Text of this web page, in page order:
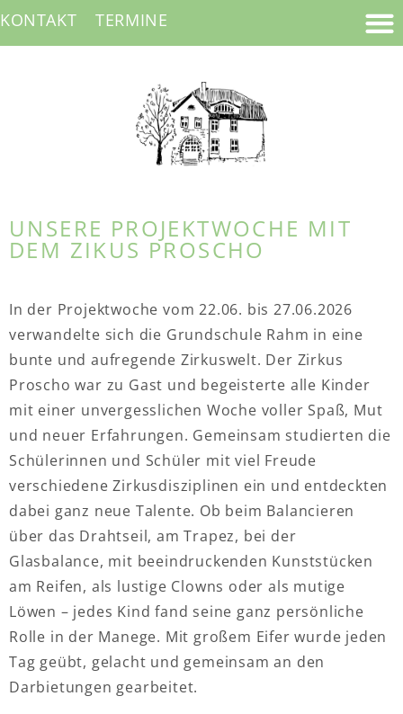
KONTAKT TERMINE
UNSERE PROJEKTWOCHE MIT
DEM ZIKUS PROSCHO
In der Projektwoche vom22.06. bis 27.06.2026
verwandelte sich die Grundschule Rahm in eine
bunte und aufregende Zirkuswelt. Der Zirkus
Proscho war zu Gast und begeisterte alle Kinder
mit einer unvergesslichen Woche voller Spaß, Mut
und neuer Erfahrungen. Gemeinsam studierten die
Schülerinnen und Schüler mit viel Freude
verschiedene Zirkusdisziplinen ein und entdeckten
dabei ganz neue Talente. Ob beim Balancieren
über das Drahtseil, am Trapez, bei der
Glasbalance, mit beeindruckenden Kunststücken
am Reifen, als lustige Clowns oder als mutige
Löwen – jedes Kind fand seine ganz persönliche
Rolle in der Manege. Mit großem Eifer wurde jeden
Tag geübt, gelacht und gemeinsam an den
Darbietungen gearbeitet.